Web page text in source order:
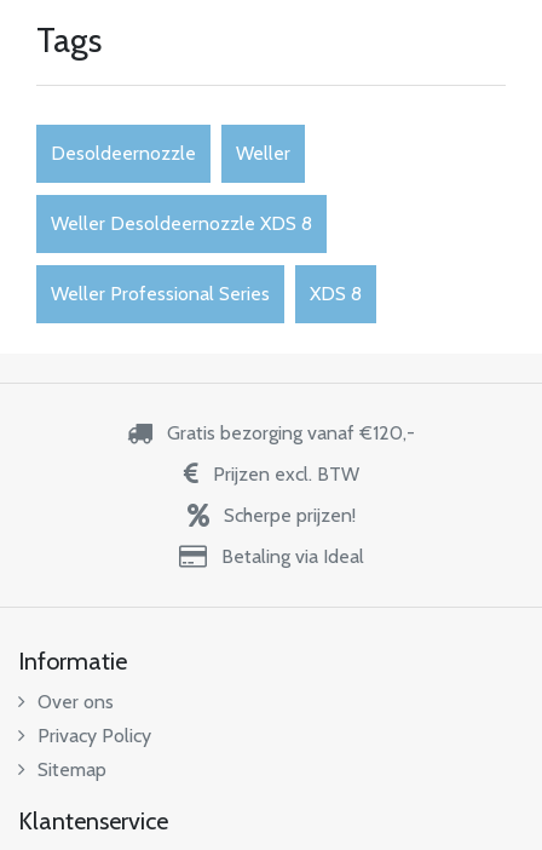
Tags
Desoldeernozzle Weller
Weller Desoldeernozzle XDS 8
Weller Professional Series XDS 8
Gratis bezorging vanaf €120,-
Prijzen excl. BTW
Scherpe prijzen!
Betaling via Ideal
Informatie
Over ons
Privacy Policy
Sitemap
Klantenservice